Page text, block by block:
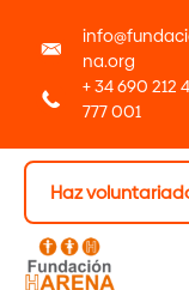
na.org
+ 34 690 212
777 001
Haz